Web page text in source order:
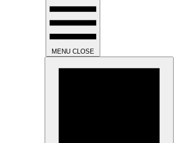
MENU CLOSE